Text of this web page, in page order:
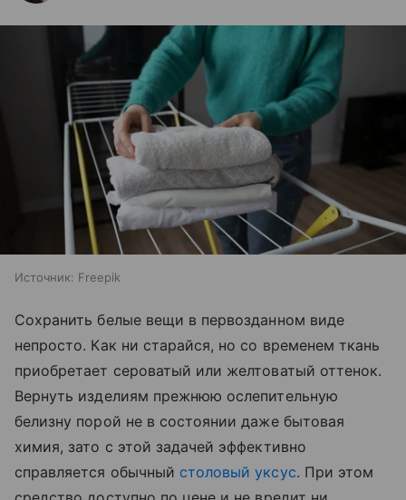
Источник: Freepik
Сохранить белые вещи в первозданном виде
непросто. Как ни старайся, но со временем ткань
приобретает сероватый или желтоватый оттенок.
Вернуть изделиям прежнюю ослепительную
белизну порой не в состоянии даже бытовая
химия, зато с этой задачей эффективно
справляется обычный столовый уксус. При этом